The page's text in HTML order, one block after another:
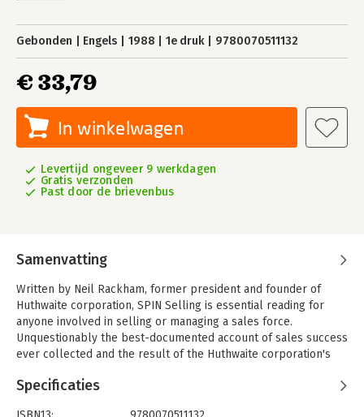
Gebonden Engels 1988 1e druk 9780070511132
€ 33,79
In winkelwagen
Levertijd ongeveer 9 werkdagen
Gratis verzonden
Past door de brievenbus
Samenvatting
Written by Neil Rackham, former president and founder of
Huthwaite corporation, SPIN Selling is essential reading for
anyone involved in selling or managing a sales force.
Unquestionably the best-documented account of sales success
ever collected and the result of the Huthwaite corporation's
performance, this groundbreaking resource details the
Specificaties